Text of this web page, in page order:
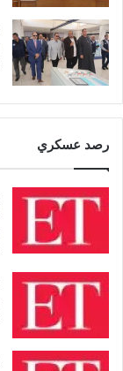
رصد عسكري